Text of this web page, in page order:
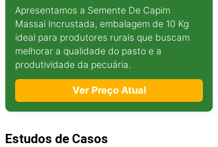
Apresentamos a Semente De Capim
Massai Incrustada, embalagem de 10 Kg
ideal para produtores rurais que buscam
melhorar a qualidade do pasto e a
produtividade da pecuária.
Ver Preço Atual
Estudos de Casos